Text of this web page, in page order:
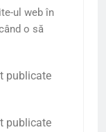
ul web în
o să
publicate
publicate